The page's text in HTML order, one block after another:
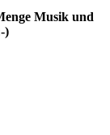
Musik und
)